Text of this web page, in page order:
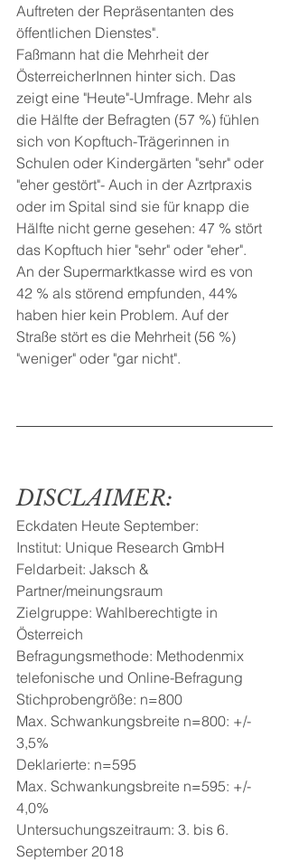
Auftreten der Repräsentanten des
öffentlichen Dienstes".
Faßmann hat die Mehrheit der
ÖsterreicherInnen hinter sich. Das
zeigt eine "Heute"-Umfrage. Mehr als
die Hälfte der Befragten (57 %) fühlen
sich von Kopftuch-Trägerinnen in
Schulen oder Kindergärten "sehr" oder
"eher gestört"- Auch in der Azrtpraxis
oder im Spital sind sie für knapp die
Hälfte nicht gerne gesehen: 47 % stört
das Kopftuch hier "sehr" oder "eher".
An der Supermarktkasse wird es von
42 % als störend empfunden, 44%
haben hier kein Problem. Auf der
Straße stört es die Mehrheit (56 %)
"weniger" oder "gar nicht".
DISCLAIMER:
Eckdaten Heute September:
Institut: Unique Research GmbH
Feldarbeit: Jaksch &
Partner/meinungsraum
Zielgruppe: Wahlberechtigte in
Österreich
Befragungsmethode: Methodenmix
telefonische und Online-Befragung
Stichprobengröße: n=800
Max. Schwankungsbreite n=800: +/-
3,5%
Deklarierte: n=595
Max. Schwankungsbreite n=595: +/-
4,0%
Untersuchungszeitraum: 3. bis 6.
September 2018